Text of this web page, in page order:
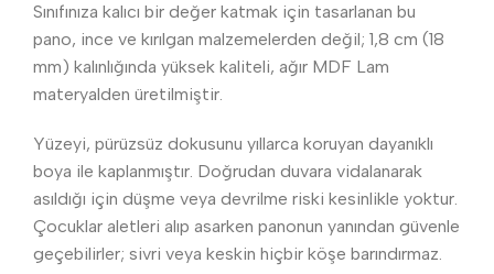
Sınıfınıza kalıcı bir değer katmak için tasarlanan bu
pano, ince ve kırılgan malzemelerden değil; 1,8 cm (18
mm) kalınlığında yüksek kaliteli, ağır MDF Lam
materyalden üretilmiştir.
Yüzeyi, pürüzsüz dokusunu yıllarca koruyan dayanıklı
boya ile kaplanmıştır. Doğrudan duvara vidalanarak
asıldığı için düşme veya devrilme riski kesinlikle yoktur.
Çocuklar aletleri alıp asarken panonun yanından güvenle
geçebilirler; sivri veya keskin hiçbir köşe barındırmaz.